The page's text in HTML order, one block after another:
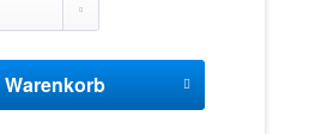
Warenkorb